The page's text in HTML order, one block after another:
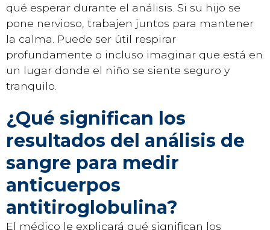
qué esperar durante el análisis. Si su hijo se
pone nervioso, trabajen juntos para mantener
la calma. Puede ser útil respirar
profundamente o incluso imaginar que está en
un lugar donde el niño se siente seguro y
tranquilo.
¿Qué significan los
resultados del análisis de
sangre para medir
anticuerpos
antitiroglobulina?
El médico le explicará qué significan los